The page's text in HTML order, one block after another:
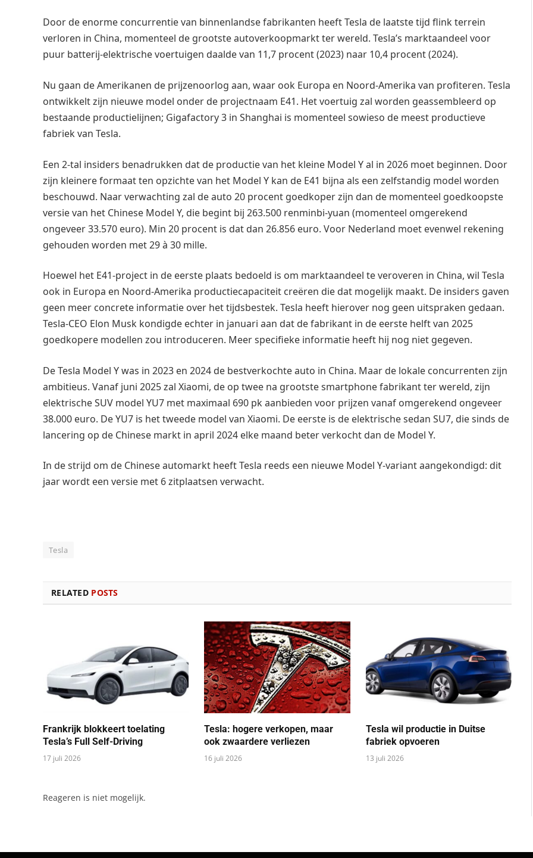
Door de enorme concurrentie van binnenlandse fabrikanten heeft Tesla de laatste tijd flink terrein
verloren in China, momenteel de grootste autoverkoopmarkt ter wereld. Tesla’s marktaandeel voor
puur batterij-elektrische voertuigen daalde van 11,7 procent (2023) naar 10,4 procent (2024).
Nu gaan de Amerikanen de prijzenoorlog aan, waar ook Europa en Noord-Amerika van profiteren. Tesla
ontwikkelt zijn nieuwe model onder de projectnaam E41. Het voertuig zal worden geassembleerd op
bestaande productielijnen; Gigafactory 3 in Shanghai is momenteel sowieso de meest productieve
fabriek van Tesla.
Een 2-tal insiders benadrukken dat de productie van het kleine Model Y al in 2026 moet beginnen. Door
zijn kleinere formaat ten opzichte van het Model Y kan de E41 bijna als een zelfstandig model worden
beschouwd. Naar verwachting zal de auto 20 procent goedkoper zijn dan de momenteel goedkoopste
versie van het Chinese Model Y, die begint bij 263.500 renminbi-yuan (momenteel omgerekend
ongeveer 33.570 euro). Min 20 procent is dat dan 26.856 euro. Voor Nederland moet evenwel rekening
gehouden worden met 29 à 30 mille.
Hoewel het E41-project in de eerste plaats bedoeld is om marktaandeel te veroveren in China, wil Tesla
ook in Europa en Noord-Amerika productiecapaciteit creëren die dat mogelijk maakt. De insiders gaven
geen meer concrete informatie over het tijdsbestek. Tesla heeft hierover nog geen uitspraken gedaan.
Tesla-CEO Elon Musk kondigde echter in januari aan dat de fabrikant in de eerste helft van 2025
goedkopere modellen zou introduceren. Meer specifieke informatie heeft hij nog niet gegeven.
De Tesla Model Y was in 2023 en 2024 de bestverkochte auto in China. Maar de lokale concurrenten zijn
ambitieus. Vanaf juni 2025 zal Xiaomi, de op twee na grootste smartphone fabrikant ter wereld, zijn
elektrische SUV model YU7 met maximaal 690 pk aanbieden voor prijzen vanaf omgerekend ongeveer
38.000 euro. De YU7 is het tweede model van Xiaomi. De eerste is de elektrische sedan SU7, die sinds de
lancering op de Chinese markt in april 2024 elke maand beter verkocht dan de Model Y.
In de strijd om de Chinese automarkt heeft Tesla reeds een nieuwe Model Y-variant aangekondigd: dit
jaar wordt een versie met 6 zitplaatsen verwacht.
Tesla
RELATED POSTS
Frankrijk blokkeert toelating
Tesla’s Full Self-Driving
17 juli 2026
Tesla: hogere verkopen, maar
ook zwaardere verliezen
16 juli 2026
Tesla wil productie in Duitse
fabriek opvoeren
13 juli 2026
Reageren is niet mogelijk.